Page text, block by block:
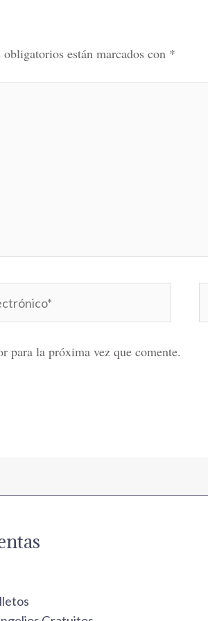
están marcados con *
para la próxima vez que comente.